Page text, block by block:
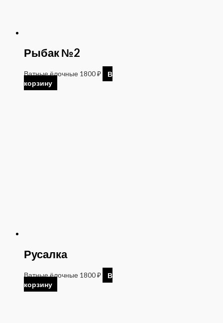
Рыбак №2
Ватные ёлочные 1800₽
В
корзину
Русалка
Ватные ёлочные 1800₽
В
корзину